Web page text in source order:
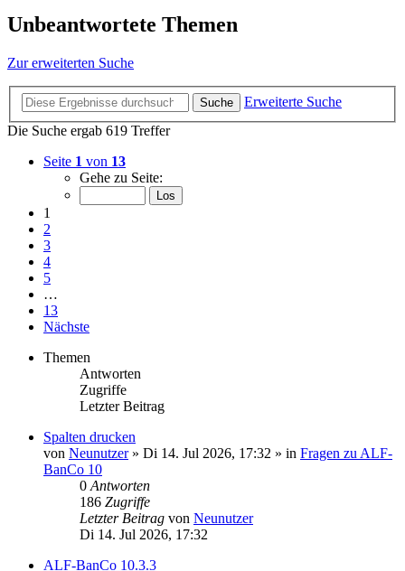
Unbeantwortete Themen
Zur erweiterten Suche
Suche
Erweiterte Suche
Die Suche ergab 619 Treffer
Seite 1 von 13
Gehe zu Seite:
1
2
3
4
5
…
13
Nächste
Themen
Antworten
Zugriffe
Letzter Beitrag
Spalten drucken
von Neunutzer» Di 14. Jul 2026, 17:32 » in Fragen zu ALF-
BanCo 10
0 Antworten
186 Zugriffe
Letzter Beitrag von Neunutzer
Di 14. Jul 2026, 17:32
ALF-BanCo 10.3.3